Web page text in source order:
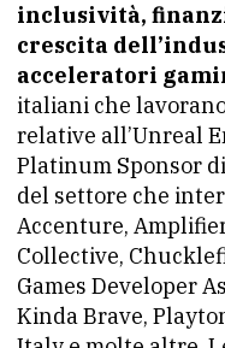
inclusività,
crescita
acceleratori
italiani che
relative all’Unreal
Platinum Sponsor
del settore che
Accenture,
Collective,
Games Developer
Kinda Brave,